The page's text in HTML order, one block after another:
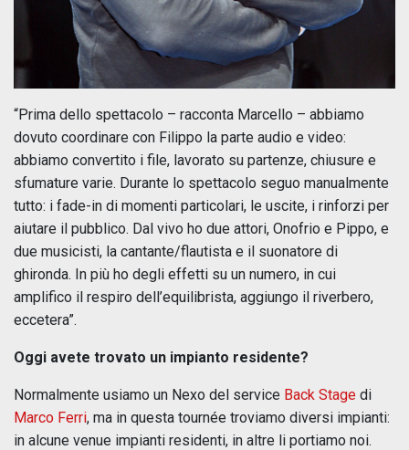
“Prima dello spettacolo – racconta Marcello – abbiamo
dovuto coordinare con Filippo la parte audio e video:
abbiamo convertito i file, lavorato su partenze, chiusure e
sfumature varie. Durante lo spettacolo seguo manualmente
tutto: i fade-in di momenti particolari, le uscite, i rinforzi per
aiutare il pubblico. Dal vivo ho due attori, Onofrio e Pippo, e
due musicisti, la cantante/flautista e il suonatore di
ghironda. In più ho degli effetti su un numero, in cui
amplifico il respiro dell’equilibrista, aggiungo il riverbero,
eccetera”.
Oggi avete trovato un impianto residente?
Normalmente usiamo un Nexo del service Back Stage di
Marco Ferri, ma in questa tournée troviamo diversi impianti:
in alcune venue impianti residenti, in altre li portiamo noi.